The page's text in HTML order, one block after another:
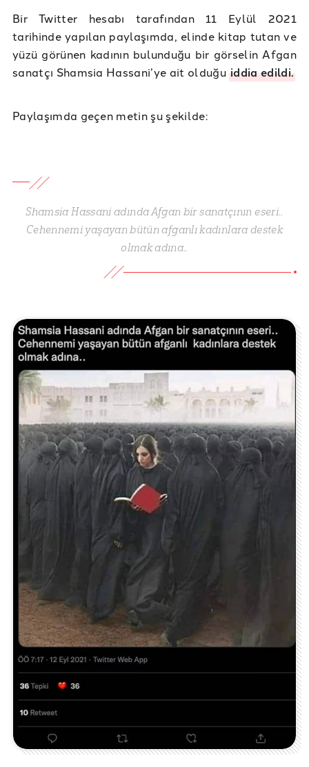
Bir Twitter hesabı tarafından 11 Eylül 2021
tarihinde yapılan paylaşımda, elinde kitap tutan ve
yüzü görünen kadının bulunduğu bir görselin Afgan
sanatçı Shamsia Hassani’ye ait olduğuiddia edildi.
Paylaşımda geçen metin şu şekilde:
Shamsia Hassani adında Afgan bir sanatçının eseri..
Cehennemi yaşayan bütün afganlı kadınlara destek
olmak adına..